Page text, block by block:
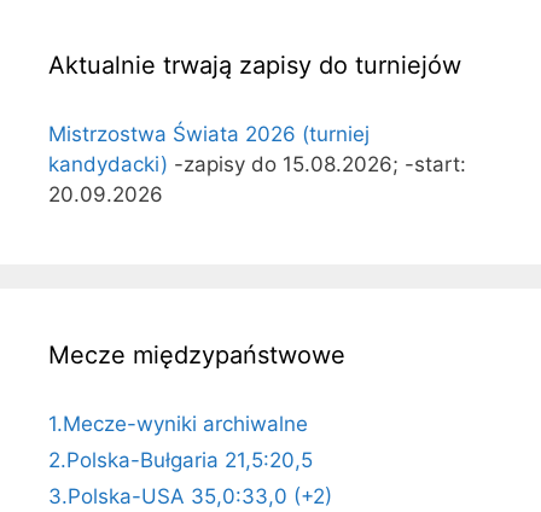
Aktualnie trwają zapisy do turniejów
Mistrzostwa Świata 2026 (turniej
kandydacki) -zapisy do 15.08.2026; -start:
20.09.2026
Mecze międzypaństwowe
1.Mecze-wyniki archiwalne
2.Polska-Bułgaria 21,5:20,5
3.Polska-USA 35,0:33,0 (+2)